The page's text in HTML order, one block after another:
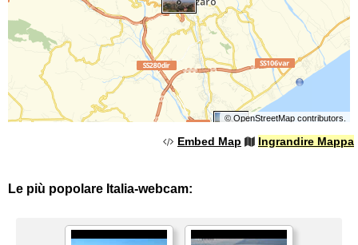
© OpenStreetMapcontributors.
Embed Map Ingrandire Mappa
Le più popolare Italia-webcam: